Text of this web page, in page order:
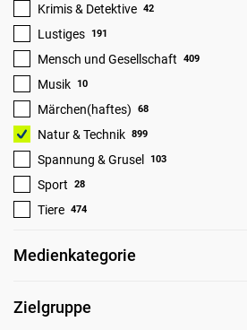
Krimis & Detektive 42
Lustiges 191
Mensch und Gesellschaft 409
Musik 10
Märchen(haftes) 68
Natur & Technik 899
Spannung & Grusel 103
Sport 28
Tiere 474
Medienkategorie
Zielgruppe